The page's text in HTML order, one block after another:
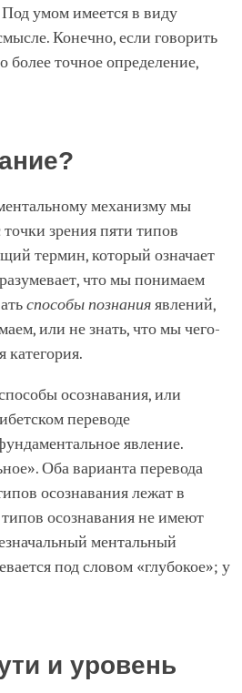
умом имеется в виду
Конечно, если говорить
более точное определение,
механизму мы
зрения пяти типов
термин, который означает
что мы понимаем
способы познанияявлений,
или не знать, что мы чего-
категория.
осознавания, или
переводе
явление.
Оба варианта перевода
осознавания лежат в
осознавания не имеют
ментальный
под словом «глубокое»; у
и уровень